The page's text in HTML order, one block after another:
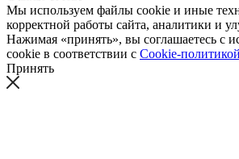
Мы используем файлы cookie и иные
корректной работы сайта, аналитики и
Нажимая «принять», вы соглашаетесь с
cookie в соответствии с Cookie-политикой
Принять